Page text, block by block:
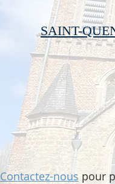
SAINT-
Contactez-nous pour